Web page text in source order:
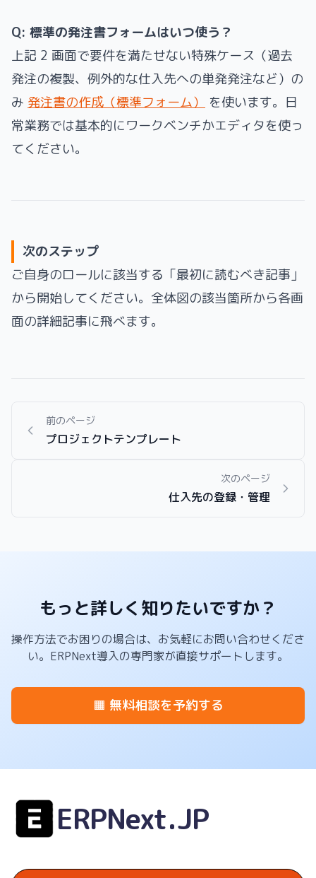
Q: 標準の発注書フォームはいつ使う？
上記 2 画面で要件を満たせない特殊ケース（過去
発注の複製、例外的な仕入先への単発発注など）の
み 発注書の作成（標準フォーム）
を使います。日
常業務では基本的にワークベンチかエディタを使っ
てください。
次のステップ
ご自身のロールに該当する「最初に読むべき記事」
から開始してください。全体図の該当箇所から各画
面の詳細記事に飛べます。
前のページ
プロジェクトテンプレート
次のページ
仕入先の登録・管理
もっと詳しく知りたいですか？
操作方法でお困りの場合は、お気軽にお問い合わせくださ
い。ERPNext導入の専門家が直接サポートします。
🟧 無料相談を予約する
ERPNext.JP